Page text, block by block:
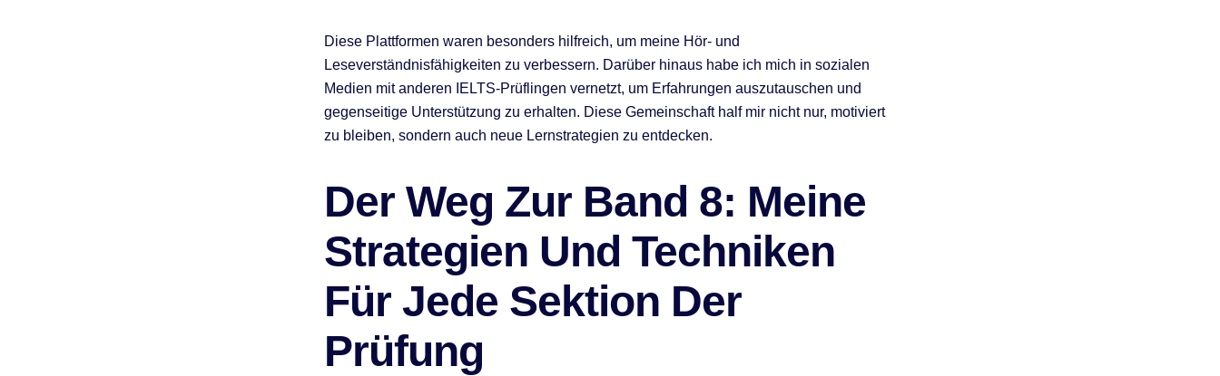
Diese Plattformen waren besonders hilfreich, um meine Hör- und
Leseverständnisfähigkeiten zu verbessern. Darüber hinaus habe ich mich in sozialen
Medien mit anderen IELTS-Prüflingen vernetzt, um Erfahrungen auszutauschen und
gegenseitige Unterstützung zu erhalten. Diese Gemeinschaft half mir nicht nur, motiviert
zu bleiben, sondern auch neue Lernstrategien zu entdecken.
Der Weg Zur Band 8: Meine
Strategien Und Techniken
Für Jede Sektion Der
Prüfung